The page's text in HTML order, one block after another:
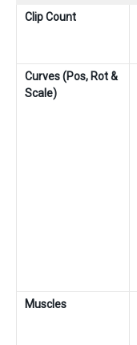
Clip Count
Curves (Pos, Rot &
Scale)
Muscles